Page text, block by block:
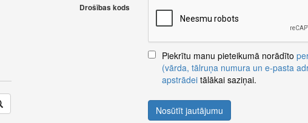
Drošības kods
Piekrītu manu pieteikumā norādīto
(vārda, tālruņa numura un e-pasta
apstrādeitālākai saziņai.
Nosūtīt jautājumu